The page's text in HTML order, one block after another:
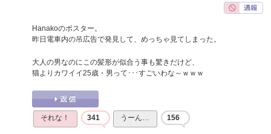
Hanakoのポスター。
昨日電車内の吊広告で発見して、めっちゃ見てしまった。
大人の男なのにこの髪形が似合う事も驚きだけど、
猫よりカワイイ25歳・男って･･･すごいわな～ｗｗｗ
それな！ 341 うーん… 156